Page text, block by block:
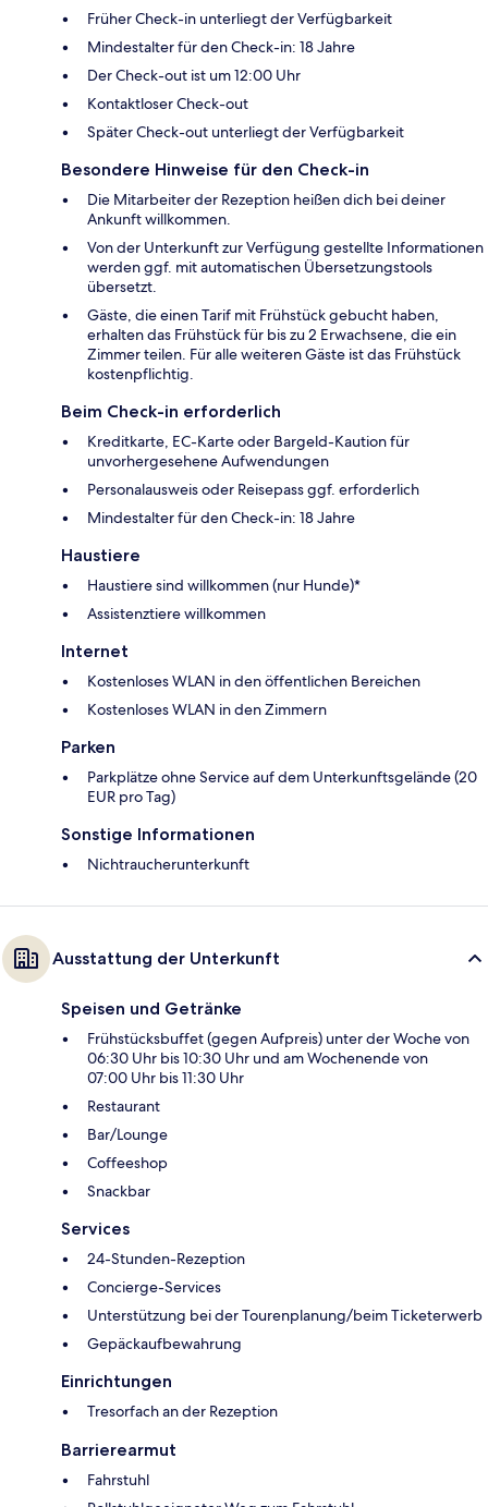
Früher Check-in unterliegt der Verfügbarkeit
Mindestalter für den Check-in: 18 Jahre
Der Check-out ist um 12:00 Uhr
Kontaktloser Check-out
Später Check-out unterliegt der Verfügbarkeit
Besondere Hinweise für den Check-in
Die Mitarbeiter der Rezeption heißen dich bei deiner
Ankunft willkommen.
Von der Unterkunft zur Verfügung gestellte Informationen
werden ggf. mit automatischen Übersetzungstools
übersetzt.
Gäste, die einen Tarif mit Frühstück gebucht haben,
erhalten das Frühstück für bis zu 2 Erwachsene, die ein
Zimmer teilen. Für alle weiteren Gäste ist das Frühstück
kostenpflichtig.
Beim Check-in erforderlich
Kreditkarte, EC-Karte oder Bargeld-Kaution für
unvorhergesehene Aufwendungen
Personalausweis oder Reisepass ggf. erforderlich
Mindestalter für den Check-in: 18 Jahre
Haustiere
Haustiere sind willkommen (nur Hunde)*
Assistenztiere willkommen
Internet
Kostenloses WLAN in den öffentlichen Bereichen
Kostenloses WLAN in den Zimmern
Parken
Parkplätze ohne Service auf dem Unterkunftsgelände (20
EUR pro Tag)
Sonstige Informationen
Nichtraucherunterkunft
Ausstattung der Unterkunft
Speisen und Getränke
Frühstücksbuffet (gegen Aufpreis) unter der Woche von
06:30 Uhr bis 10:30 Uhr und am Wochenende von
07:00 Uhr bis 11:30 Uhr
Restaurant
Bar/Lounge
Coffeeshop
Snackbar
Services
24-Stunden-Rezeption
Concierge-Services
Unterstützung bei der Tourenplanung/beim Ticketerwerb
Gepäckaufbewahrung
Einrichtungen
Tresorfach an der Rezeption
Barrierearmut
Fahrstuhl